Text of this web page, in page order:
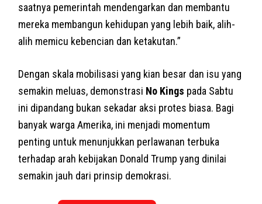
saatnya pemerintah mendengarkan dan membantu
mereka membangun kehidupan yang lebih baik, alih-
alih memicu kebencian dan ketakutan.”
Dengan skala mobilisasi yang kian besar dan isu yang
semakin meluas, demonstrasi No Kings pada Sabtu
ini dipandang bukan sekadar aksi protes biasa. Bagi
banyak warga Amerika, ini menjadi momentum
penting untuk menunjukkan perlawanan terbuka
terhadap arah kebijakan Donald Trump yang dinilai
semakin jauh dari prinsip demokrasi.